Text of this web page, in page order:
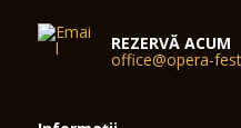
REZERVĂ ACUM
office@opera-